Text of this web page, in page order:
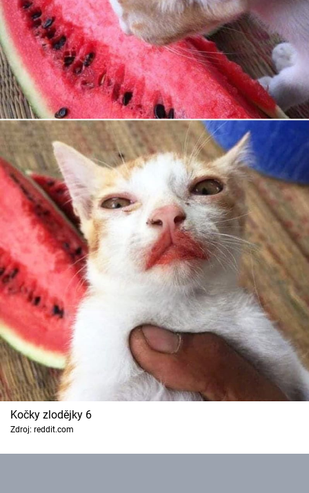
Kočky zlodějky 6
Zdroj: reddit.com